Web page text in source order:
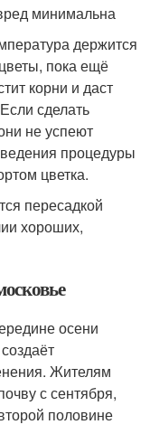
минимальна
держится
пока ещё
корни и даст
сделать
не успеют
процедуры
цветка.
пересадкой
хороших,
осени
Жителям
с сентября,
половине